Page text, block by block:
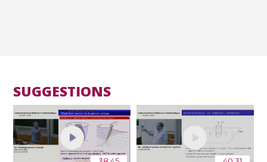
SUGGESTIONS